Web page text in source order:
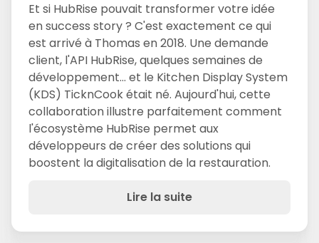
Et si HubRise pouvait transformer votre idée
en success story ? C'est exactement ce qui
est arrivé à Thomas en 2018. Une demande
client, l'API HubRise, quelques semaines de
développement... et le Kitchen Display System
(KDS) TicknCook était né. Aujourd'hui, cette
collaboration illustre parfaitement comment
l'écosystème HubRise permet aux
développeurs de créer des solutions qui
boostent la digitalisation de la restauration.
Lire la suite